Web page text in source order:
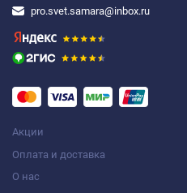
pro.svet.samara@inbox.ru
Акции
Оплата и доставка
О нас